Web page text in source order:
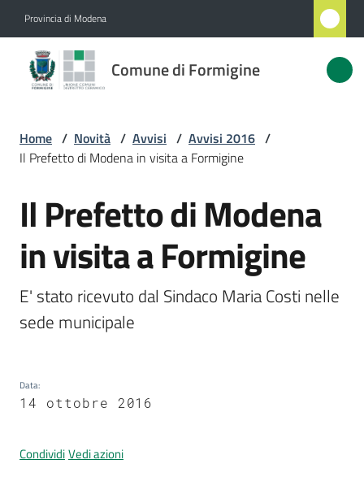
Provincia di Modena
Comune di Formigine
Comune
di
Novità
Servizi
Vivere
Formigine
appuntamenti
Home / Novità / Avvisi / Avvisi 2016 /
Il Prefetto di Modena in visita a Formigine
Salta al contenuto
Il Prefetto di Modena
in visita a Formigine
E' stato ricevuto dal Sindaco Maria Costi nelle
sede municipale
Data:
14 ottobre 2016
CondividiVedi azioni